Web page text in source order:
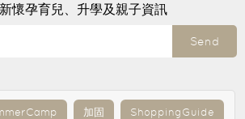
懷孕育兒、升學及親子資訊
Send
加固 ShoppingGuide